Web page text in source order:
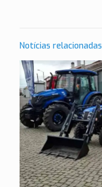
Notícias relacionadas